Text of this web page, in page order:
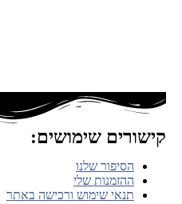
קישורים שימושים:
הסיפור שלנו
ההזמנות שלי
תנאי שימוש ורכישה באתר